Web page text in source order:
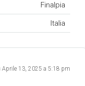
Finalpia
Italia
13, 2025 a 5:18 pm